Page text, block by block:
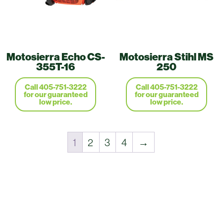
Motosierra Echo CS-
355T-16
Call 405-751-3222
for our guaranteed
low price.
Motosierra Stihl MS
250
Call 405-751-3222
for our guaranteed
low price.
1 2 3 4 →